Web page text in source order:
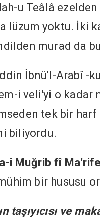
u Teâlâ
lüzum yoktu. İki
murad da
İbnü'l-Arabî -
i veli'yi o kadar
tek bir
biliyordu.
i Muğrib fî
bir hususu
taşıyıcısı ve